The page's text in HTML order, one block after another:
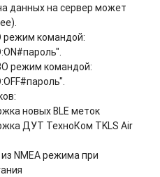
данных на сервер может
режим командой:
режим командой:
:
новых BLE меток
ДУТ ТехноКом TKLS Air
NMEA режима при